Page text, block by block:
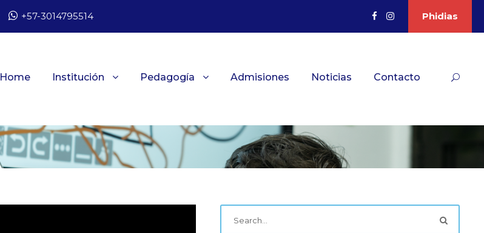
+57-3014795514 Phidias
Home Institución Pedagogía Admisiones Noticias Contacto